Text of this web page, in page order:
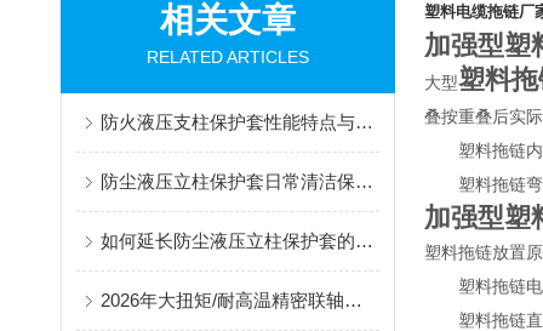
相关文章
RELATED ARTICLES
防火液压支柱保护套性能特点与阻燃防护应用
防尘液压立柱保护套日常清洁保养与更换规范
如何延长防尘液压立柱保护套的使用寿命？
2026年大扭矩/耐高温精密联轴器定制找哪家？能实现精准定制的优质厂家盘点
塑料电缆拖链厂
加强型塑
大型塑料
叠按重叠后实
塑料拖链内
塑料拖链弯
加强型塑
塑料拖链放置
塑料拖链电
塑料拖链直